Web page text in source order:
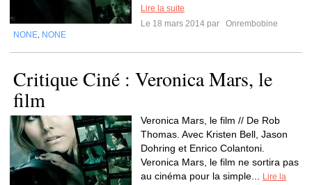
Lire la suite
Le 18 mars 2014 par
Onrembobine
NONE NONE
Critique Ciné : Veronica Mars, le
film
Veronica Mars, le film // De Rob
Thomas. Avec Kristen Bell, Jason
Dohring et Enrico Colantoni.
Veronica Mars, le film ne sortira pas
au cinéma pour la simple...
Lire la